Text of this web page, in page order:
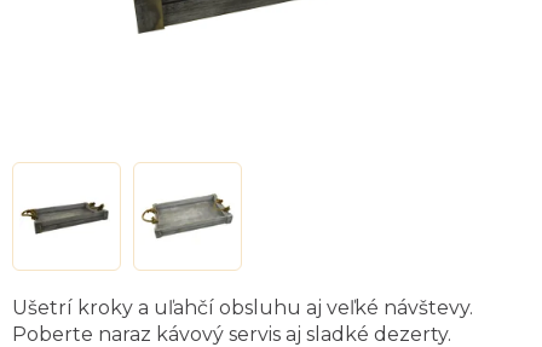
Ušetrí kroky a uľahčí obsluhu aj veľké návštevy.
Poberte naraz kávový servis aj sladké dezerty.